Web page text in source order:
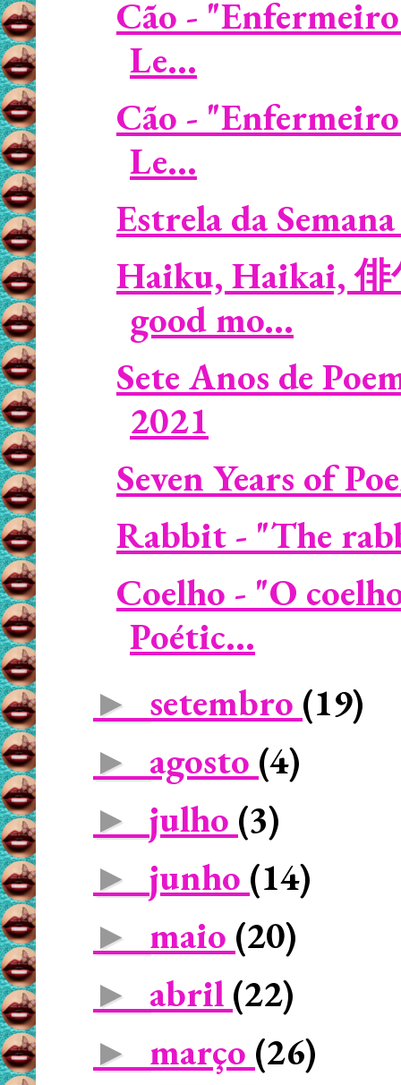
Cão -
Le...
Cão -
Le...
Estrela da
Haiku, Haikai,
good mo...
Sete Anos de
2021
Seven Years of
Rabbit - "The
Coelho - "O
Poétic...
► setembro (19)
► agosto (4)
► julho (3)
► junho (14)
► maio (20)
► abril (22)
► março (26)